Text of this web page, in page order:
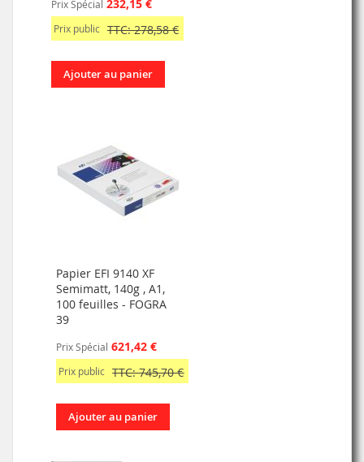
Prix Spécial 232,15 €
Prix public TTC: 278,58 €
Ajouter au panier
Papier EFI 9140 XF
Semimatt, 140g , A1,
100 feuilles - FOGRA
39
Prix Spécial 621,42 €
Prix public TTC: 745,70 €
Ajouter au panier